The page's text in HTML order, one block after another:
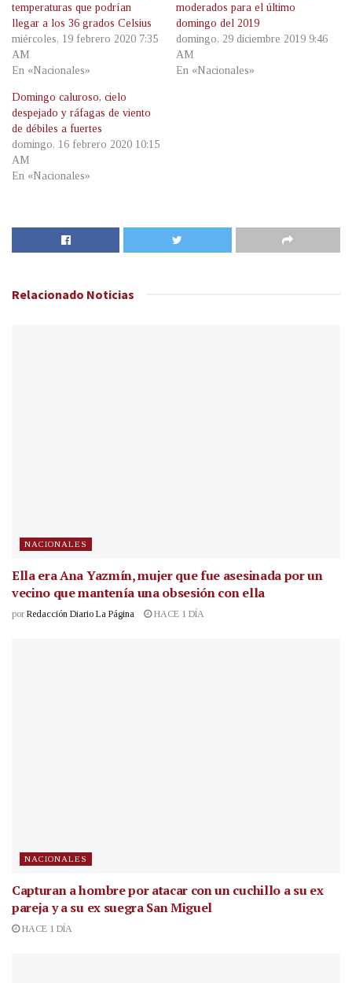
temperaturas que podrían
llegar a los 36 grados Celsius
miércoles, 19 febrero 2020 7:35
AM
En «Nacionales»
moderados para el último
domingo del 2019
domingo, 29 diciembre 2019 9:46
AM
En «Nacionales»
Domingo caluroso, cielo
despejado y ráfagas de viento
de débiles a fuertes
domingo, 16 febrero 2020 10:15
AM
En «Nacionales»
Relacionado Noticias
NACIONALES
Ella era Ana Yazmín, mujer que fue asesinada por un
vecino que mantenía una obsesión con ella
por Redacción Diario La Página HACE 1 DÍA
NACIONALES
Capturan a hombre por atacar con un cuchillo a su ex
pareja y a su ex suegra San Miguel
HACE 1 DÍA